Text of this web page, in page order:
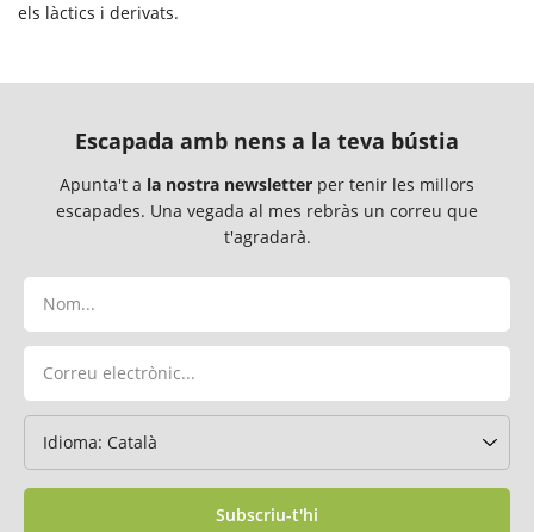
els làctics i derivats.
Escapada amb nens a la teva bústia
Apunta't a la nostra newsletter per tenir les millors
escapades. Una vegada al mes rebràs un correu que
t'agradarà.
Subscriu-t'hi